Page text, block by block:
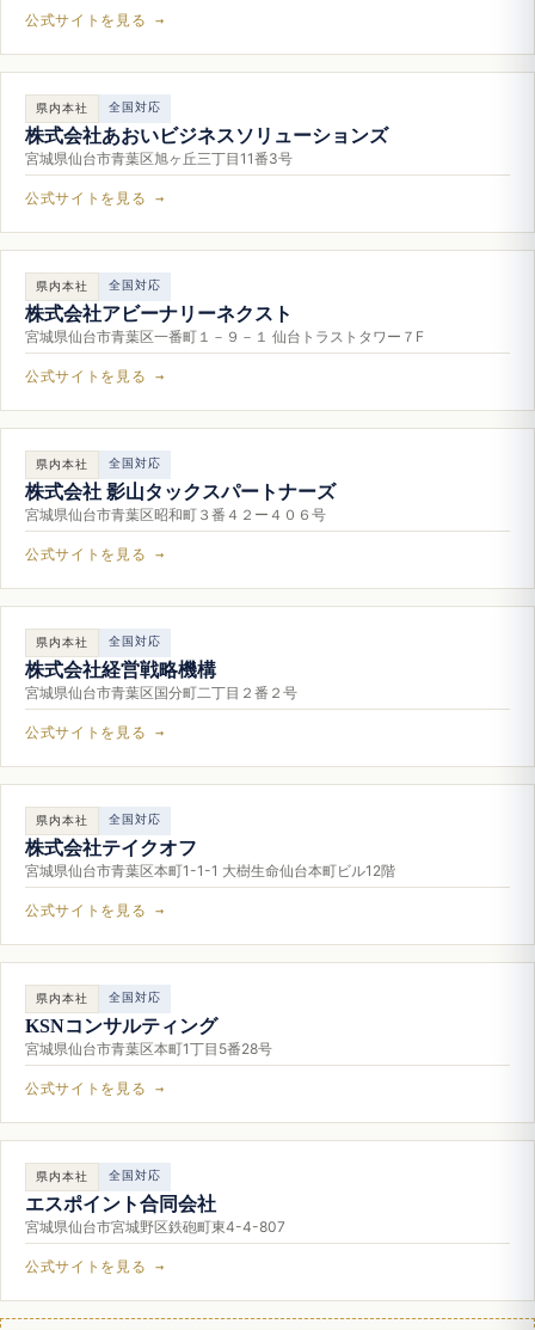
公式サイトを見る →
県内本社 全国対応
株式会社あおいビジネスソリューションズ
宮城県仙台市青葉区旭ヶ丘三丁目11番3号
公式サイトを見る →
県内本社 全国対応
株式会社アビーナリーネクスト
宮城県仙台市青葉区一番町１－９－１ 仙台トラストタワー７F
公式サイトを見る →
県内本社 全国対応
株式会社 影山タックスパートナーズ
宮城県仙台市青葉区昭和町３番４２ー４０６号
公式サイトを見る →
県内本社 全国対応
株式会社経営戦略機構
宮城県仙台市青葉区国分町二丁目２番２号
公式サイトを見る →
県内本社 全国対応
株式会社テイクオフ
宮城県仙台市青葉区本町1-1-1 大樹生命仙台本町ビル12階
公式サイトを見る →
県内本社 全国対応
KSNコンサルティング
宮城県仙台市青葉区本町1丁目5番28号
公式サイトを見る →
県内本社 全国対応
エスポイント合同会社
宮城県仙台市宮城野区鉄砲町東4-4-807
公式サイトを見る →